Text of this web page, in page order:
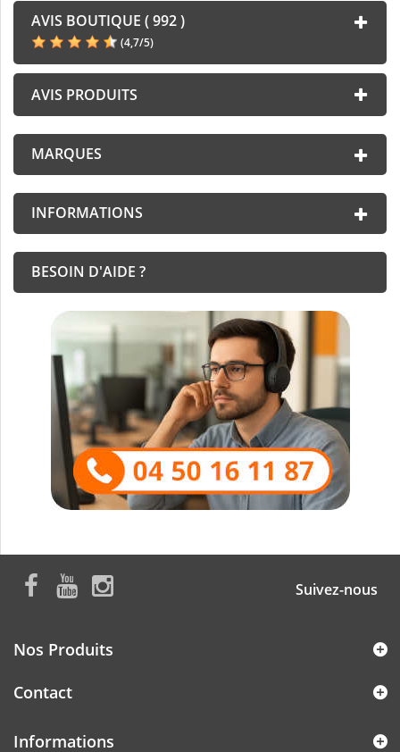
AVIS BOUTIQUE ( 992 )
(4,7/5)
AVIS PRODUITS
MARQUES
INFORMATIONS
BESOIN D'AIDE ?
Suivez-nous
Nos Produits
Contact
Informations